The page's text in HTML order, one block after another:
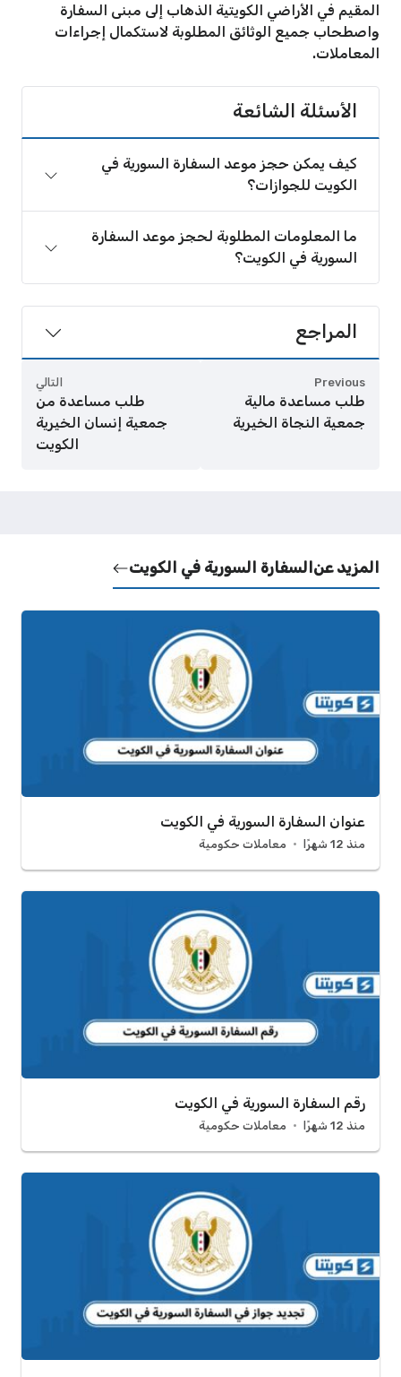
المقيم في الأراضي الكويتية الذهاب إلى مبنى السفارة
واصطحاب جميع الوثائق المطلوبة لاستكمال إجراءات
المعاملات.
الأسئلة الشائعة
كيف يمكن حجز موعد السفارة السورية في
الكويت للجوازات؟
ما المعلومات المطلوبة لحجز موعد السفارة
السورية في الكويت؟
المراجع
Previous
طلب مساعدة مالية
جمعية النجاة الخيرية
التالي
طلب مساعدة من
جمعية إنسان الخيرية
الكويت
المزيد عنالسفارة السورية في الكويت
عنوان السفارة السورية في الكويت
منذ 12 شهرًا معاملات حكومية
رقم السفارة السورية في الكويت
منذ 12 شهرًا معاملات حكومية